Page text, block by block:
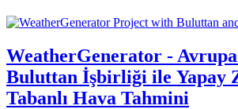
WeatherGenerator -
Buluttan İşbirliği ile Yapay
Tabanlı Hava Tahmini